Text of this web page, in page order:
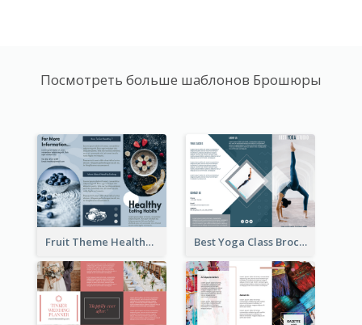
Посмотреть больше шаблонов Брошюры
Fruit Theme Healthy Eating Habit Brochure Best Yoga Class Brochure